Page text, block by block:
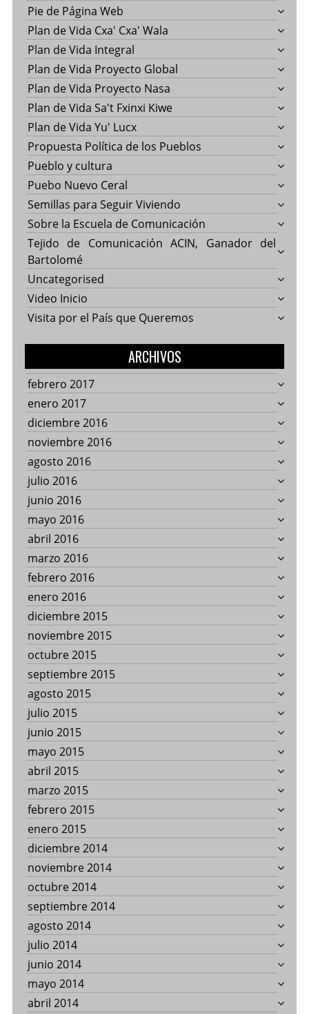
Pie de Página Web
Plan de Vida Cxa' Cxa' Wala
Plan de Vida Integral
Plan de Vida Proyecto Global
Plan de Vida Proyecto Nasa
Plan de Vida Sa't Fxinxi Kiwe
Plan de Vida Yu' Lucx
Propuesta Política de los Pueblos
Pueblo y cultura
Puebo Nuevo Ceral
Semillas para Seguir Viviendo
Sobre la Escuela de Comunicación
Tejido de Comunicación ACIN, Ganador del
Bartolomé
Uncategorised
Video Inicio
Visita por el País que Queremos
ARCHIVOS
febrero 2017
enero 2017
diciembre 2016
noviembre 2016
agosto 2016
julio 2016
junio 2016
mayo 2016
abril 2016
marzo 2016
febrero 2016
enero 2016
diciembre 2015
noviembre 2015
octubre 2015
septiembre 2015
agosto 2015
julio 2015
junio 2015
mayo 2015
abril 2015
marzo 2015
febrero 2015
enero 2015
diciembre 2014
noviembre 2014
octubre 2014
septiembre 2014
agosto 2014
julio 2014
junio 2014
mayo 2014
abril 2014